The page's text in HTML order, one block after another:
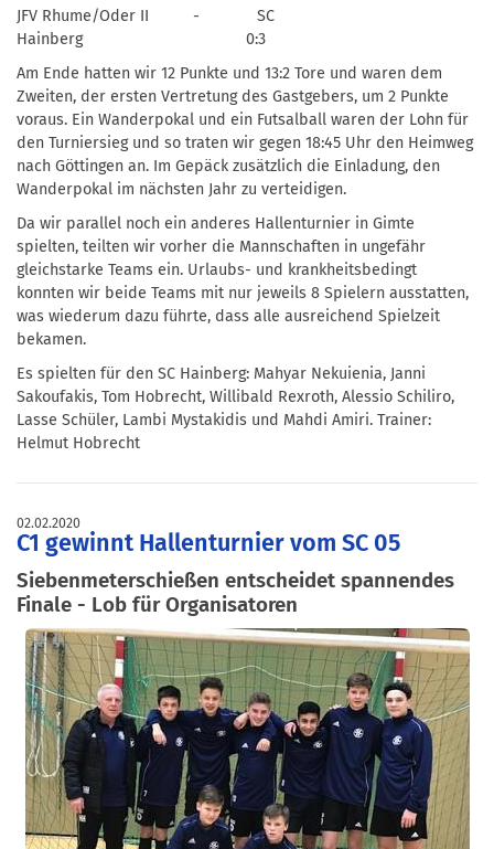
JFV Rhume/Oder II - SC
Hainberg 0:3
Am Ende hatten wir 12 Punkte und 13:2 Tore und waren dem
Zweiten, der ersten Vertretung des Gastgebers, um 2 Punkte
voraus. Ein Wanderpokal und ein Futsalball waren der Lohn für
den Turniersieg und so traten wir gegen 18:45 Uhr den Heimweg
nach Göttingen an. Im Gepäck zusätzlich die Einladung, den
Wanderpokal im nächsten Jahr zu verteidigen.
Da wir parallel noch ein anderes Hallenturnier in Gimte
spielten, teilten wir vorher die Mannschaften in ungefähr
gleichstarke Teams ein. Urlaubs- und krankheitsbedingt
konnten wir beide Teams mit nur jeweils 8 Spielern ausstatten,
was wiederum dazu führte, dass alle ausreichend Spielzeit
bekamen.
Es spielten für den SC Hainberg: Mahyar Nekuienia, Janni
Sakoufakis, Tom Hobrecht, Willibald Rexroth, Alessio Schiliro,
Lasse Schüler, Lambi Mystakidis und Mahdi Amiri. Trainer:
Helmut Hobrecht
02.02.2020
C1 gewinnt Hallenturnier vom SC 05
Siebenmeterschießen entscheidet spannendes
Finale - Lob für Organisatoren